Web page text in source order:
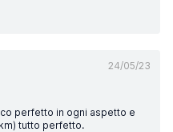
24/05/23
perfetto in ogni aspetto e
tutto perfetto.